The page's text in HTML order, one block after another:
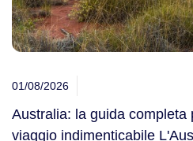
Oceania
Viaggi in Isole Cook
Viaggi in Nuova
Peru'
Senegal
01/08/2026
Australia: la guida completa
viaggio indimenticabile